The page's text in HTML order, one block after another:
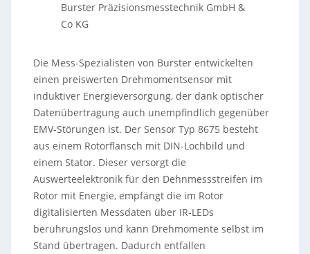
Burster Präzisionsmesstechnik GmbH &
Co KG
Die Mess-Spezialisten von Burster entwickelten
einen preiswerten Drehmomentsensor mit
induktiver Energieversorgung, der dank optischer
Datenübertragung auch unempfindlich gegenüber
EMV-Störungen ist. Der Sensor Typ 8675 besteht
aus einem Rotorflansch mit DIN-Lochbild und
einem Stator. Dieser versorgt die
Auswerteelektronik für den Dehnmessstreifen im
Rotor mit Energie, empfängt die im Rotor
digitalisierten Messdaten über IR-LEDs
berührungslos und kann Drehmomente selbst im
Stand übertragen. Dadurch entfallen